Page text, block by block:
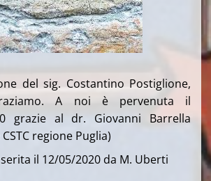
del sig. Costantino Postiglione,
A noi è pervenuta il
grazie al dr. Giovanni Barrella
regione Puglia)
il 12/05/2020 da M. Uberti